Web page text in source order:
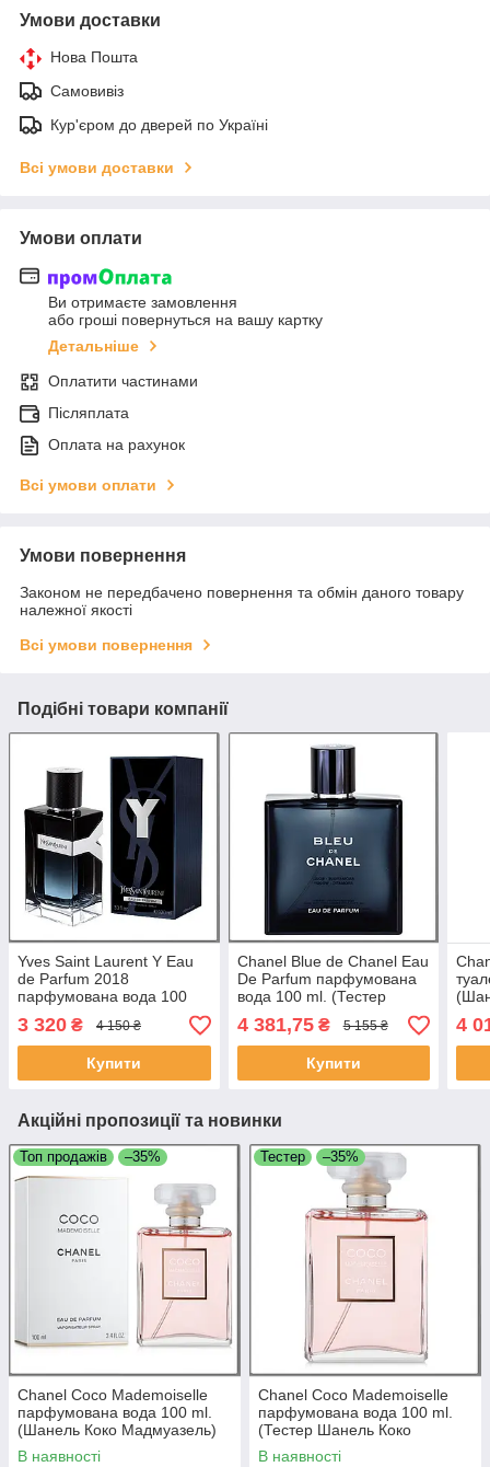
Умови доставки
Нова Пошта
Самовивіз
Кур'єром до дверей по Україні
Всі умови доставки
Умови оплати
Ви отримаєте замовлення
або гроші повернуться на вашу картку
Детальніше
Оплатити частинами
Післяплата
Оплата на рахунок
Всі умови оплати
Умови повернення
Законом не передбачено повернення та обмін даного товару
належної якості
Всі умови повернення
Подібні товари компанії
Yves Saint Laurent Y Eau
de Parfum 2018
парфумована вода 100
ml. (Ів Сен Лоран Ів Еау
де Парфуми)
3 320 ₴ 4 150 ₴
Купити
Chanel Blue de Chanel Eau
De Parfum парфумована
вода 100 ml. (Тестер
Шанель Блю Де Шанель
Еау Де Парфум)
4 381,75₴ 5 155 ₴
Купити
4
Акційні пропозиції та новинки
Топ продажів –35%
Chanel Coco Mademoiselle
парфумована вода 100 ml.
(Шанель Коко Мадмуазель)
В наявності
Тестер –35%
Chanel Coco Mademoiselle
парфумована вода 100 ml.
(Тестер Шанель Коко
Мадмуазель)
В наявності